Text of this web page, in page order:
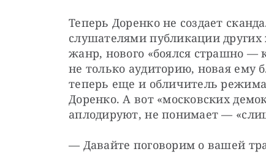
Теперь Доренко не создает
слушателями публикации
жанр, нового «боялся страшно —
не только аудиторию, новая ему
теперь еще и обличитель
Доренко. А вот «московских
аплодируют, не понимает —
— Давайте поговорим о вашей